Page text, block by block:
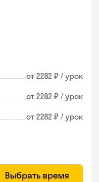
от 2282 ₽ / урок
от 2282 ₽ / урок
от 2282 ₽ / урок
Выбрать время